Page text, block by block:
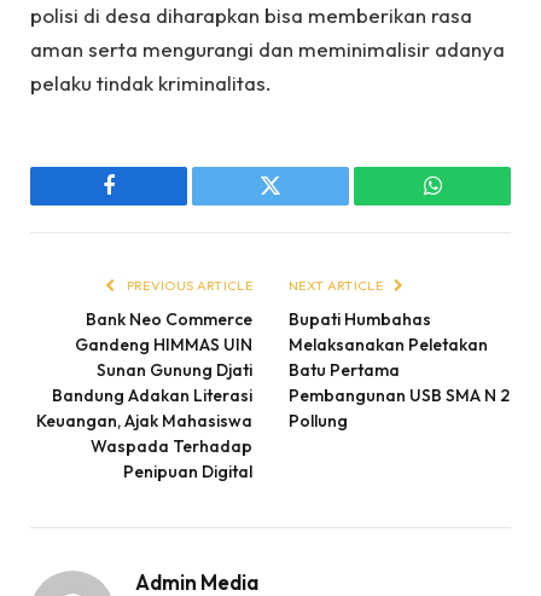
polisi di desa diharapkan bisa memberikan rasa
aman serta mengurangi dan meminimalisir adanya
pelaku tindak kriminalitas.
Facebook Twitter WhatsApp
PREVIOUS ARTICLE
Bank Neo Commerce
Gandeng HIMMAS UIN
Sunan Gunung Djati
Bandung Adakan Literasi
Keuangan, Ajak Mahasiswa
Waspada Terhadap
Penipuan Digital
NEXT ARTICLE
Bupati Humbahas
Melaksanakan Peletakan
Batu Pertama
Pembangunan USB SMA N 2
Pollung
Admin Media